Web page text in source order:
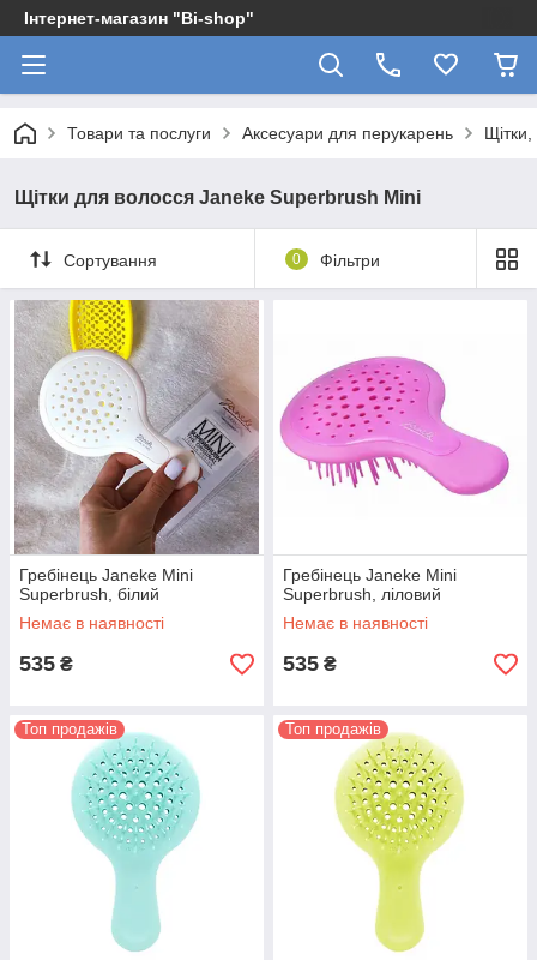
Інтернет-магазин "Bi-shop"
Товари та послуги Аксесуари для перукарень Щітки,
Щітки для волосся Janeke Superbrush Mini
Сортування 0 Фільтри
Гребінець Janeke Mini
Superbrush, білий
Немає в наявності
535 ₴
Гребінець Janeke Mini
Superbrush, ліловий
Немає в наявності
535 ₴
Топ продажів Топ продажів